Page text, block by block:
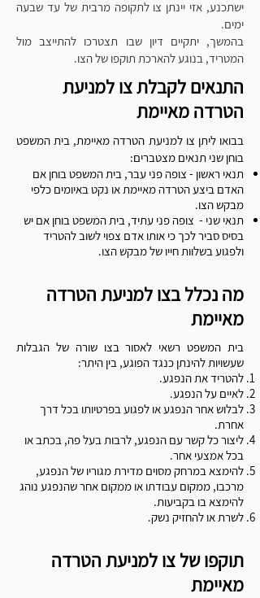
ישתכנע, אזי יינתן צו לתקופה מרבית של עד שבעה
ימים.
בהמשך, יתקיים דיון שבו תצטרכו להתייצב מול
המטריד, בנוגע להארכת תוקפו של הצו.
התנאים לקבלת צו למניעת
הטרדה מאיימת
בבואו ליתן צו למניעת הטרדה מאיימת, בית המשפט
בוחן שני תנאים מצטברים:
תנאי ראשון - צופה פני עבר, בית המשפט בוחן אם
האדם ביצע הטרדה מאיימת או נקט באיומים כלפי
מבקש הצו.
תנאי שני - צופה פני עתיד, בית המשפט בוחן אם יש
בסיס סביר לכך כי אותו אדם צפוי לשוב להטריד
ולפגוע בשלוות חייו של מבקש הצו.
מה נכלל בצו למניעת הטרדה
מאיימת
בית המשפט רשאי לאסור בצו שורה של הגבלות
שעשויות להינתן כנגד הפוגע, בין היתר:
להטריד את הנפגע.
לאיים על הנפגע.
לבלוש אחר הנפגע או לפגוע בפרטיותו בכל דרך
אחרת.
ליצור כל קשר עם הנפגע, לרבות בעל פה, בכתב או
בכל אמצעי אחר.
להימצא במרחק מסוים מדירת מגוריו של הנפגע,
מרכבו, ממקום עבודתו או ממקום אחר שהנפגע נוהג
להימצא בו בקביעות.
לשרת או להחזיק נשק.
תוקפו של צו למניעת הטרדה
מאיימת